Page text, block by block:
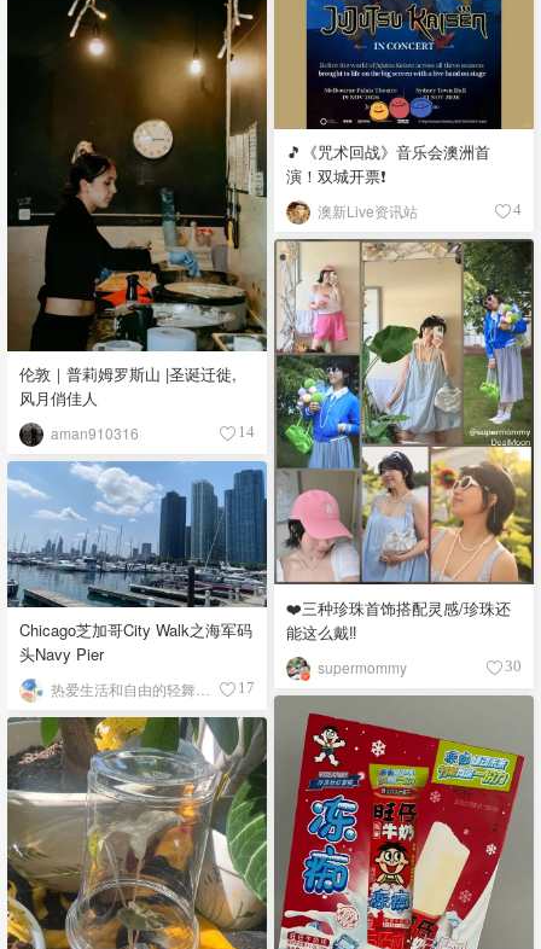
🎵《咒术回战》音乐会澳洲首
演！双城开票❗️
澳新Live资讯站 4
伦敦｜普莉姆罗斯山 |圣诞迁徙,
风月俏佳人
aman910316 14
❤️三种珍珠首饰搭配灵感/珍珠还
能这么戴‼️
supermommy 30
Chicago芝加哥City Walk之海军码
头Navy Pier
17